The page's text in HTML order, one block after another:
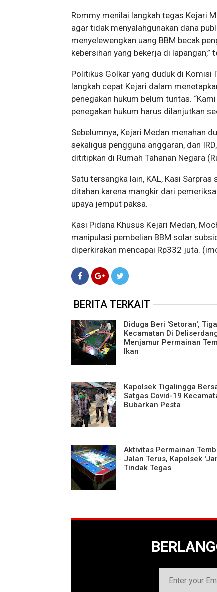
Rommy menilai langkah tegas Kejari
agar tidak menyalahgunakan dana
menyelewengkan uang BBM becak
kebersihan yang bekerja di lapangan,”
Politikus Golkar yang duduk di Komisi
langkah cepat Kejari dalam
penegakan hukum belum tuntas.
penegakan hukum harus dilanjutkan
Sebelumnya, Kejari Medan menahan
sekaligus pengguna anggaran, dan
dititipkan di Rumah Tahanan Negara
Satu tersangka lain, KAL, Kasi
ditahan karena mangkir dari
upaya jemput paksa.
Kasi Pidana Khusus Kejari Medan,
manipulasi pembelian BBM solar
diperkirakan mencapai Rp332 juta.
BERITA TERKAIT
Diduga Beri 'Setoran', Tiga
Kecamatan Di
Menjamur Permainan
Ikan
Kapolsek Tigalingga
Satgas Covid-19
Bubarkan Pesta
Aktivitas Permainan
Jalan Terus, Kapolsek
Tindak Tegas